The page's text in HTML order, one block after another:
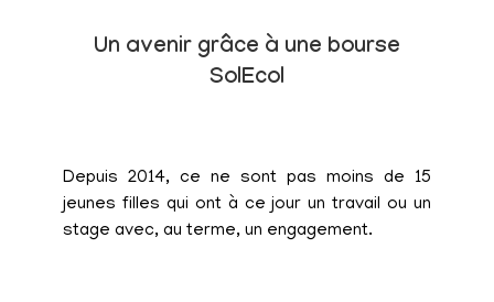
Un avenir grâce à une bourse
SolEcol
Depuis 2014, ce ne sont pas moins de 15
jeunes filles qui ont à ce jour un travail ou un
stage avec, au terme, un engagement.